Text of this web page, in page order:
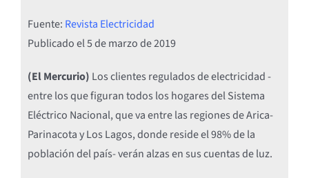
Fuente: Revista Electricidad
Publicado el5 de marzo de 2019
(El Mercurio) Los clientes regulados de electricidad -
entre los que figuran todos los hogares del Sistema
Eléctrico Nacional, que va entre las regiones de Arica-
Parinacota y Los Lagos, donde reside el 98% de la
población del país- verán alzas en sus cuentas de luz.